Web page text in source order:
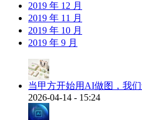
2019 年 12 月
2019 年 11 月
2019 年 10 月
2019 年 9 月
当甲方开始用AI做图，我
2026-04-14 - 15:24